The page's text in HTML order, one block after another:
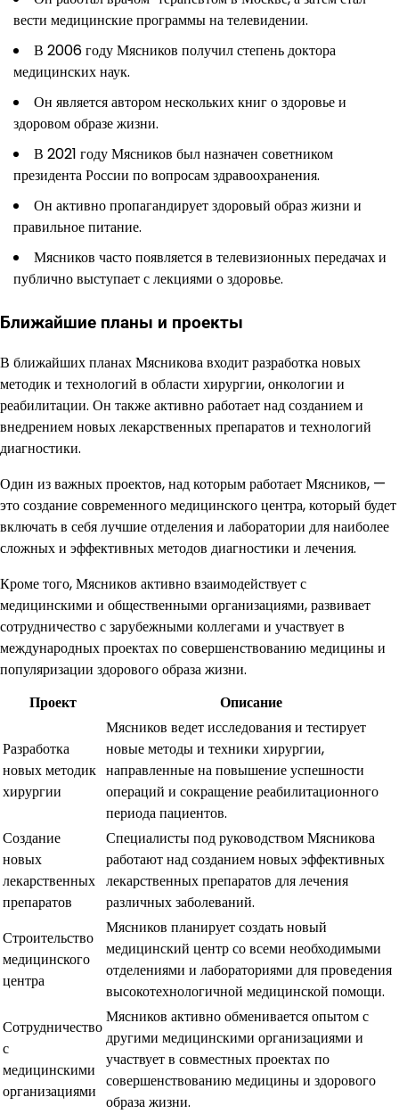
вести медицинские программы на телевидении.
В 2006 году Мясников получил степень доктора
медицинских наук.
Он является автором нескольких книг о здоровье и
здоровом образе жизни.
В 2021 году Мясников был назначен советником
президента России по вопросам здравоохранения.
Он активно пропагандирует здоровый образ жизни и
правильное питание.
Мясников часто появляется в телевизионных передачах и
публично выступает с лекциями о здоровье.
Ближайшие планы и проекты
В ближайших планах Мясникова входит разработка новых
методик и технологий в области хирургии, онкологии и
реабилитации. Он также активно работает над созданием и
внедрением новых лекарственных препаратов и технологий
диагностики.
Один из важных проектов, над которым работает Мясников, —
это создание современного медицинского центра, который будет
включать в себя лучшие отделения и лаборатории для наиболее
сложных и эффективных методов диагностики и лечения.
Кроме того, Мясников активно взаимодействует с
медицинскими и общественными организациями, развивает
сотрудничество с зарубежными коллегами и участвует в
международных проектах по совершенствованию медицины и
популяризации здорового образа жизни.
Проект
Описание
Разработка
новых методик
хирургии
Мясников ведет исследования и тестирует
новые методы и техники хирургии,
направленные на повышение успешности
операций и сокращение реабилитационного
периода пациентов.
Создание
новых
лекарственных
препаратов
Специалисты под руководством Мясникова
работают над созданием новых эффективных
лекарственных препаратов для лечения
различных заболеваний.
Строительство
медицинского
центра
Мясников планирует создать новый
медицинский центр со всеми необходимыми
отделениями и лабораториями для проведения
высокотехнологичной медицинской помощи.
Сотрудничество
с
медицинскими
организациями
Мясников активно обменивается опытом с
другими медицинскими организациями и
участвует в совместных проектах по
совершенствованию медицины и здорового
образа жизни.